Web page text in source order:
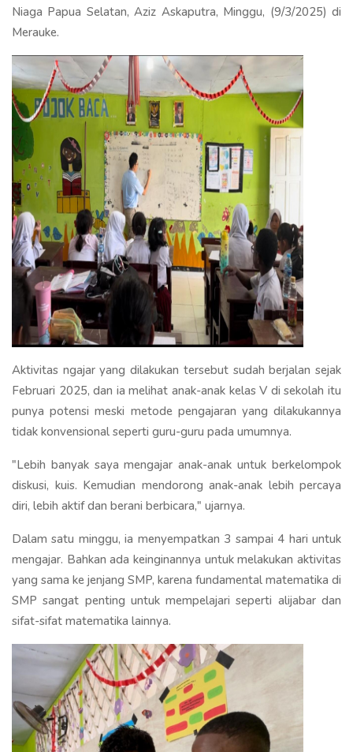
Niaga Papua Selatan, Aziz Askaputra, Minggu, (9/3/2025) di
Merauke.
Aktivitas ngajar yang dilakukan tersebut sudah berjalan sejak
Februari 2025, dan ia melihat anak-anak kelas V di sekolah itu
punya potensi meski metode pengajaran yang dilakukannya
tidak konvensional seperti guru-guru pada umumnya.
"Lebih banyak saya mengajar anak-anak untuk berkelompok
diskusi, kuis. Kemudian mendorong anak-anak lebih percaya
diri, lebih aktif dan berani berbicara," ujarnya.
Dalam satu minggu, ia menyempatkan 3 sampai 4 hari untuk
mengajar. Bahkan ada keinginannya untuk melakukan aktivitas
yang sama ke jenjang SMP, karena fundamental matematika di
SMP sangat penting untuk mempelajari seperti alijabar dan
sifat-sifat matematika lainnya.